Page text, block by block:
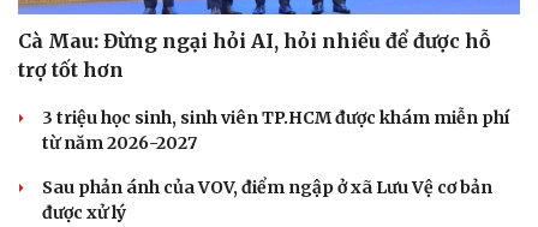
Cà Mau: Đừng ngại hỏi AI, hỏi nhiều để được hỗ
trợ tốt hơn
3 triệu học sinh, sinh viên TP.HCM được khám miễn phí
từ năm 2026-2027
Sau phản ánh của VOV, điểm ngập ở xã Lưu Vệ cơ bản
được xử lý